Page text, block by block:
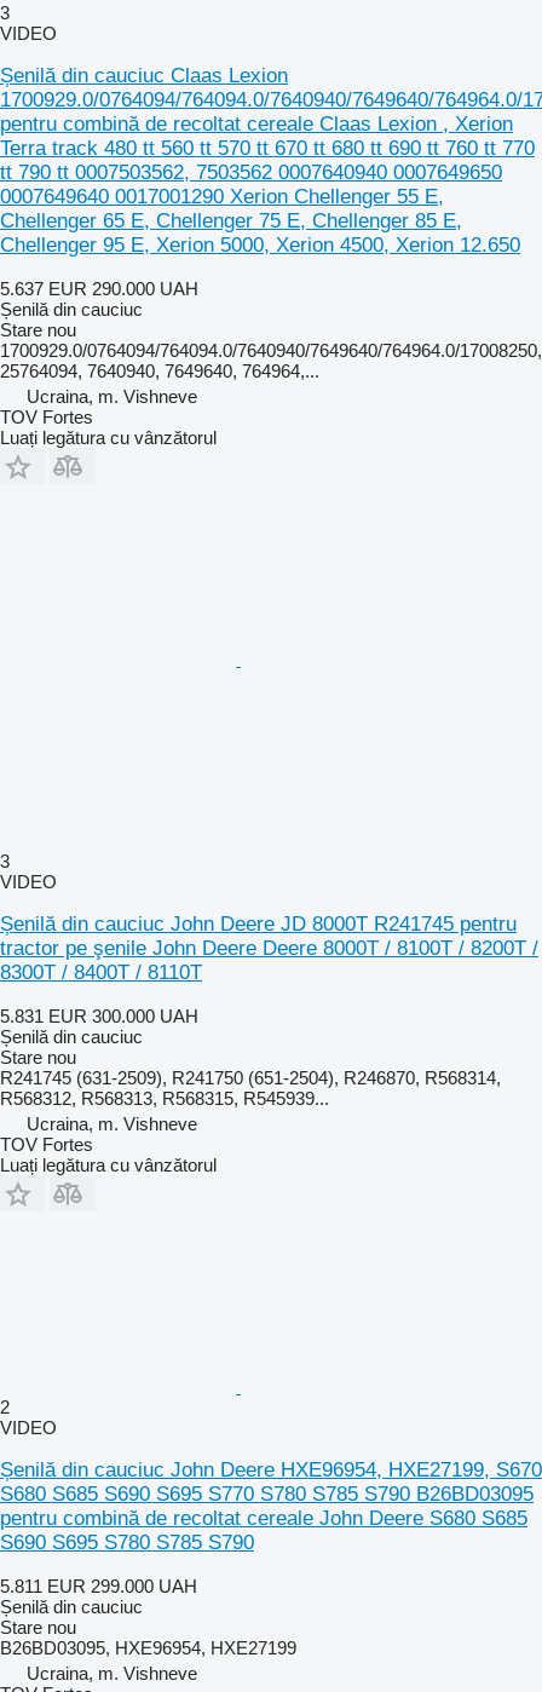
3
VIDEO
Șenilă din cauciuc Claas Lexion
1700929.0/0764094/764094.0/7640940/7649640/764964.0/
pentru combină de recoltat cereale Claas Lexion , Xerion
Terra track 480 tt 560 tt 570 tt 670 tt 680 tt 690 tt 760 tt 770
tt 790 tt 0007503562, 7503562 0007640940 0007649650
0007649640 0017001290 Xerion Chellenger 55 E,
Chellenger 65 E, Chellenger 75 E, Chellenger 85 E,
Chellenger 95 E, Xerion 5000, Xerion 4500, Xerion 12.650
5.637 EUR 290.000 UAH
Șenilă din cauciuc
Stare nou
1700929.0/0764094/764094.0/7640940/7649640/764964.0/17008250,
25764094, 7640940, 7649640, 764964,...
Ucraina, m. Vishneve
TOV Fortes
Luați legătura cu vânzătorul
3
VIDEO
Șenilă din cauciuc John Deere JD 8000T R241745 pentru
tractor pe şenile John Deere Deere 8000T / 8100T / 8200T /
8300T / 8400T / 8110T
5.831 EUR 300.000 UAH
Șenilă din cauciuc
Stare nou
R241745 (631-2509), R241750 (651-2504), R246870, R568314,
R568312, R568313, R568315, R545939...
Ucraina, m. Vishneve
TOV Fortes
Luați legătura cu vânzătorul
2
VIDEO
Șenilă din cauciuc John Deere HXE96954, HXE27199, S670
S680 S685 S690 S695 S770 S780 S785 S790 B26BD03095
pentru combină de recoltat cereale John Deere S680 S685
S690 S695 S780 S785 S790
5.811 EUR 299.000 UAH
Șenilă din cauciuc
Stare nou
B26BD03095, HXE96954, HXE27199
Ucraina, m. Vishneve